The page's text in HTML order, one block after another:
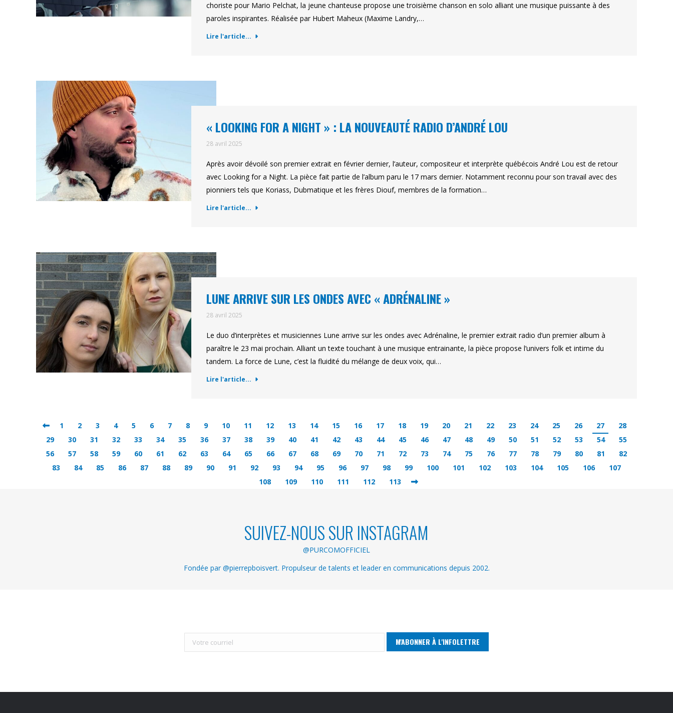
choriste pour Mario Pelchat, la jeune chanteuse propose une troisième chanson en solo alliant une musique puissante à des
paroles inspirantes. Réalisée par Hubert Maheux (Maxime Landry,…
Lire l'article...
« LOOKING FOR A NIGHT » : LA NOUVEAUTÉ RADIO D’ANDRÉ LOU
28 avril 2025
Après avoir dévoilé son premier extrait en février dernier, l’auteur, compositeur et interprète québécois André Lou est de retour
avec Looking for a Night. La pièce fait partie de l’album paru le 17 mars dernier. Notamment reconnu pour son travail avec des
pionniers tels que Koriass, Dubmatique et les frères Diouf, membres de la formation…
Lire l'article...
LUNE ARRIVE SUR LES ONDES AVEC « ADRÉNALINE »
28 avril 2025
Le duo d’interprètes et musiciennes Lune arrive sur les ondes avec Adrénaline, le premier extrait radio d’un premier album à
paraître le 23 mai prochain. Alliant un texte touchant à une musique entrainante, la pièce propose l’univers folk et intime du
tandem. La force de Lune, c’est la fluidité du mélange de deux voix, qui…
Lire l'article...
1 2 3 4 5 6 7 8 9 10 11 12 13 14 15 16 17 18 19 20 21 22 23 24 25 26 27
28
29
30 31 32 33 34 35 36 37 38 39 40 41 42 43 44 45 46 47 48 49 50 51 52 53 54
55
56
57 58 59 60 61 62 63 64 65 66 67 68 69 70 71 72 73 74 75 76 77 78 79 80 81
82
83
84 85 86 87 88 89 90 91 92 93 94 95 96 97 98 99 100 101 102 103 104 105 106
107
108
109 110 111 112 113
SUIVEZ-NOUS SUR INSTAGRAM
@PURCOMOFFICIEL
Fondée par @pierrepboisvert. Propulseur de talents et leader en communications depuis 2002.